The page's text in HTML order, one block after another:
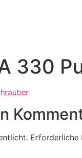
330
Erforderliche